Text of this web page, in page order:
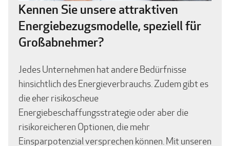
Kennen Sie unsere attraktiven
Energiebezugsmodelle, speziell für
Großabnehmer?
Jedes Unternehmen hat andere Bedürfnisse
hinsichtlich des Energieverbrauchs. Zudem gibt es
die eher risikoscheue
Energiebeschaffungsstrategie oder aber die
risikoreicheren Optionen, die mehr
Einsparpotenzial versprechen können. Mit unseren